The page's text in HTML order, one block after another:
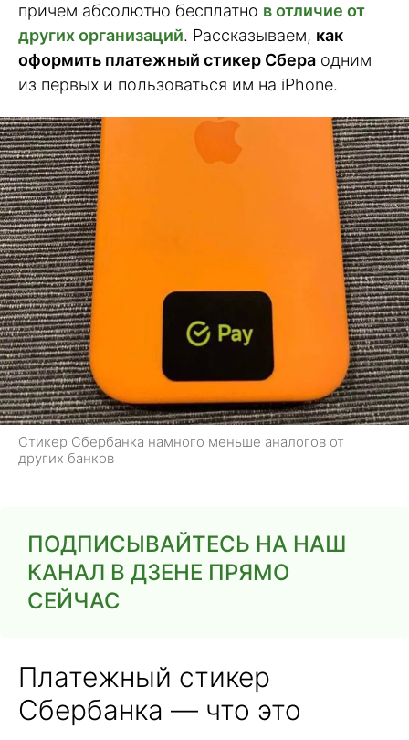
причем абсолютно бесплатно в отличие от
других организаций. Рассказываем, как
оформить платежный стикер Сбера одним
из первых и пользоваться им на iPhone.
Стикер Сбербанка намного меньше аналогов от
других банков
ПОДПИСЫВАЙТЕСЬ НА НАШ
КАНАЛ В ДЗЕНЕ ПРЯМО
СЕЙЧАС
Платежный стикер
Сбербанка — что это